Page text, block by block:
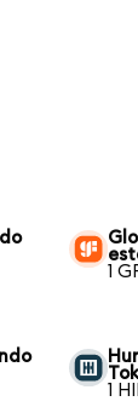
1
1